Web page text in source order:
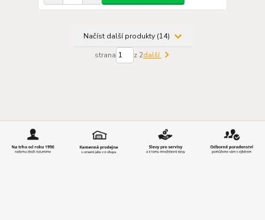
Načíst další produkty (14)
strana z 2další